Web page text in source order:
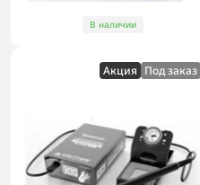
В наличии
Акция Под заказ